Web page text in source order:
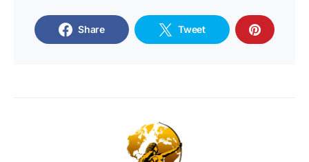
Share Tweet